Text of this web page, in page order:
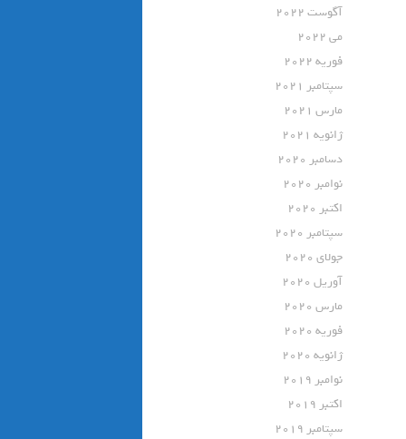
آگوست 2022
می 2022
فوریه 2022
سپتامبر 2021
مارس 2021
ژانویه 2021
دسامبر 2020
نوامبر 2020
اکتبر 2020
سپتامبر 2020
جولای 2020
آوریل 2020
مارس 2020
فوریه 2020
ژانویه 2020
نوامبر 2019
اکتبر 2019
سپتامبر 2019